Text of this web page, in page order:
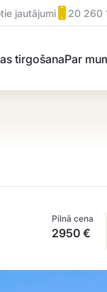
jautājumi 20 260
tirgošanaPar
Pilnā cena
2950 €